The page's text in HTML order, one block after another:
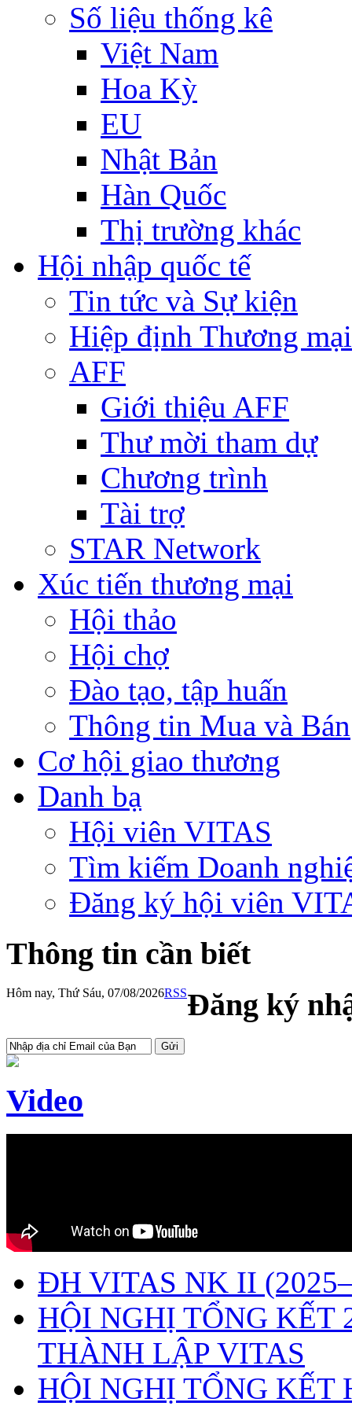
Số liệu thống kê
Việt Nam
Hoa Kỳ
EU
Nhật Bản
Hàn Quốc
Thị trường khác
Hội nhập quốc tế
Tin tức và Sự kiện
Hiệp định Thương
AFF
Giới thiệu AFF
Thư mời tham dự
Chương trình
Tài trợ
STAR Network
Xúc tiến thương mại
Hội thảo
Hội chợ
Đào tạo, tập huấn
Thông tin Mua và Bán
Cơ hội giao thương
Danh bạ
Hội viên VITAS
Tìm kiếm Doanh
Đăng ký hội viên
Thông tin cần biết
Hôm nay, Thứ Sáu, 07/08/2026RSSĐăng ký
Video
ĐH VITAS NK II
HỘI NGHỊ TỔNG
THÀNH LẬP VITAS
HỘI NGHỊ TỔNG KẾT